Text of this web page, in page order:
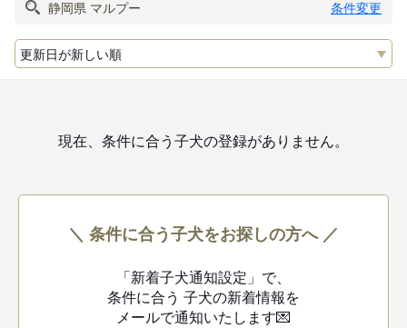
条件変更
現在、条件に合う子犬の登録がありません。
＼ 条件に合う子犬をお探しの方へ ／
「新着子犬通知設定」で、
条件に合う 子犬の新着情報を
メールで通知いたします💌